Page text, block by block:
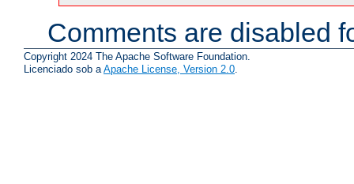
Comments are disabled
Copyright 2024 The Apache Software Foundation.
Licenciado sob aApache License, Version 2.0.